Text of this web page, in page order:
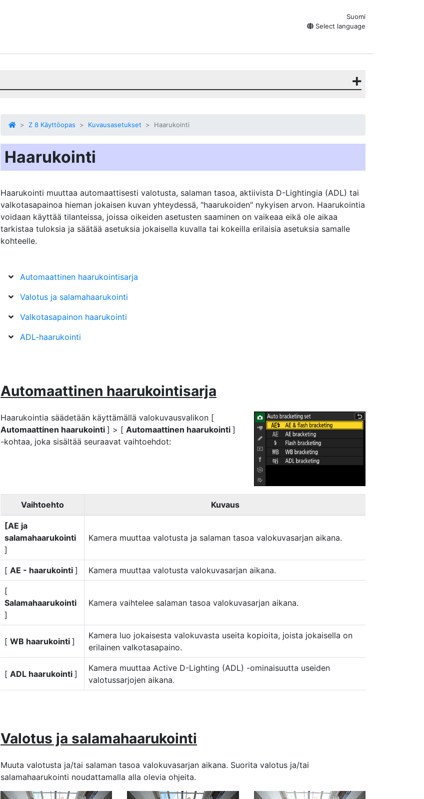
Suomi
Select language
Z 8 Käyttöopas Kuvausasetukset Haarukointi
Haarukointi
Haarukointi muuttaa automaattisesti valotusta, salaman tasoa, aktiivista D-Lightingia (ADL) tai
valkotasapainoa hieman jokaisen kuvan yhteydessä, "haarukoiden" nykyisen arvon. Haarukointia
voidaan käyttää tilanteissa, joissa oikeiden asetusten saaminen on vaikeaa eikä ole aikaa
tarkistaa tuloksia ja säätää asetuksia jokaisella kuvalla tai kokeilla erilaisia asetuksia samalle
kohteelle.
Automaattinen haarukointisarja
Valotus ja salamahaarukointi
Valkotasapainon haarukointi
ADL-haarukointi
Automaattinen haarukointisarja
Haarukointia säädetään käyttämällä valokuvausvalikon [
Automaattinen haarukointi ] > [ Automaattinen haarukointi ]
-kohtaa, joka sisältää seuraavat vaihtoehdot:
Vaihtoehto Kuvaus
[AE ja
salamahaarukointi
]
Kamera muuttaa valotusta ja salaman tasoa valokuvasarjan aikana.
[ AE - haarukointi ] Kamera muuttaa valotusta valokuvasarjan aikana.
[
Salamahaarukointi
]
Kamera vaihtelee salaman tasoa valokuvasarjan aikana.
[ WB haarukointi ]
Kamera luo jokaisesta valokuvasta useita kopioita, joista jokaisella on
erilainen valkotasapaino.
[ ADL haarukointi ]
Kamera muuttaa Active D-Lighting (ADL) -ominaisuutta useiden
valotussarjojen aikana.
Valotus ja salamahaarukointi
Muuta valotusta ja/tai salaman tasoa valokuvasarjan aikana. Suorita valotus ja/tai
salamahaarukointi noudattamalla alla olevia ohjeita.